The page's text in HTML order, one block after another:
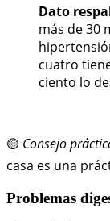
Dato
más de 30
cuatro
ciento lo
🟡 Consejo
casa es una
Problemas